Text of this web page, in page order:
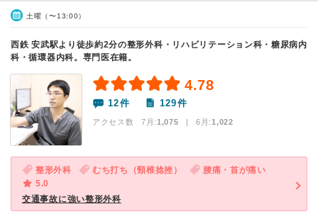
土曜（〜13:00）
西鉄 安武駅より徒歩約2分の整形外科・リハビリテーション科・糖尿病内
科・循環器内科。専門医在籍。
4.78
12件 129件
アクセス数 7月:1,075 | 6月:1,022
整形外科 むち打ち（頸椎捻挫）
腰痛・首が痛い
5.0
交通事故に強い整形外科